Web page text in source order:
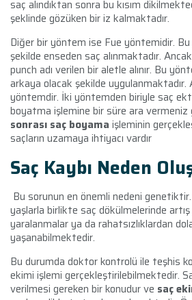
saç alındıktan sonra bu kısım
şeklinde gözüken bir iz kalmaktadır.
Diğer bir yöntem ise Fue yöntemidir.
şekilde enseden saç alınmaktadır.
punch adı verilen bir aletle alınır. Bu
arkaya olacak şekilde uygulanmaktadır.
yöntemdir. İki yöntemden biriyle saç
boyatma işlemine bir süre ara vermeniz
sonrası saç boyama işleminin
saçların uzamaya ihtiyacı vardır
Saç Kaybı Neden
Bu sorunun en önemli nedeni
yaşlarla birlikte saç dökülmelerinde artış
yaralanmalar ya da rahatsızlıklardan
yaşanabilmektedir.
Bu durumda doktor kontrolü ile teşhis
ekimi işlemi gerçekleştirilebilmektedir.
verilmesi gereken bir konudur ve saç